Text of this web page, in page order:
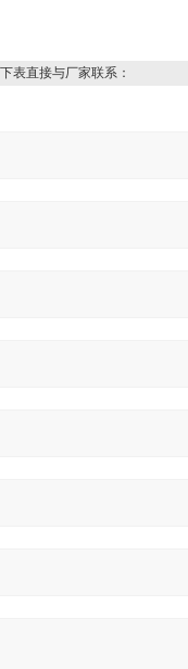
表直接与厂家联系：